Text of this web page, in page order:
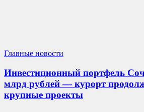
Главные новости
Инвестиционный портфель
млрд рублей — курорт
крупные проекты